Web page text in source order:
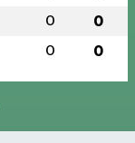
0 0
0 0